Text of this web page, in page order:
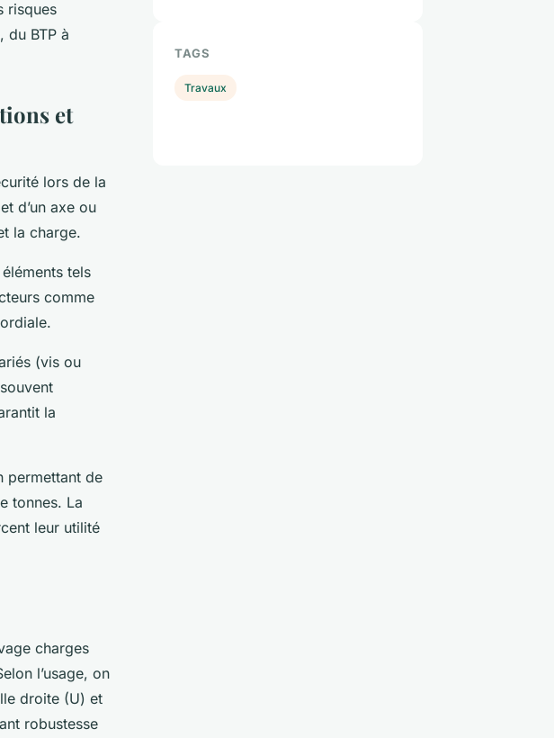
risques
du BTP à
et
lors de la
d’un axe ou
la charge.
tels
comme
(vis ou
la
permettant de
tonnes. La
leur utilité
charges
l’usage, on
droite (U) et
robustesse
TAGS
Travaux